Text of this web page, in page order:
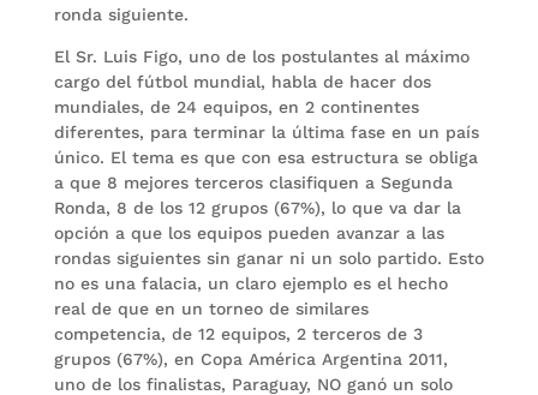
ronda siguiente.
El Sr. Luis Figo, uno de los postulantes al máximo
cargo del fútbol mundial, habla de hacer dos
mundiales, de 24 equipos, en 2 continentes
diferentes, para terminar la última fase en un país
único. El tema es que con esa estructura se obliga
a que 8 mejores terceros clasifiquen a Segunda
Ronda, 8 de los 12 grupos (67%), lo que va dar la
opción a que los equipos pueden avanzar a las
rondas siguientes sin ganar ni un solo partido. Esto
no es una falacia, un claro ejemplo es el hecho
real de que en un torneo de similares
competencia, de 12 equipos, 2 terceros de 3
grupos (67%), en Copa América Argentina 2011,
uno de los finalistas, Paraguay, NO ganó un solo